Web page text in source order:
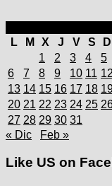
L
M X J V S
D
1
2 3 4
5
6
7 8 9 10 11 12
13 14 15 16 17 18
20 21 22 23 24 25
27 28 29 30 31
« Dic
Feb »
Like US on